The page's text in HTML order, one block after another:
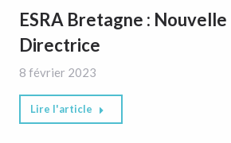
ESRA Bretagne : Nouvelle
Directrice
8 février 2023
Lire l'article